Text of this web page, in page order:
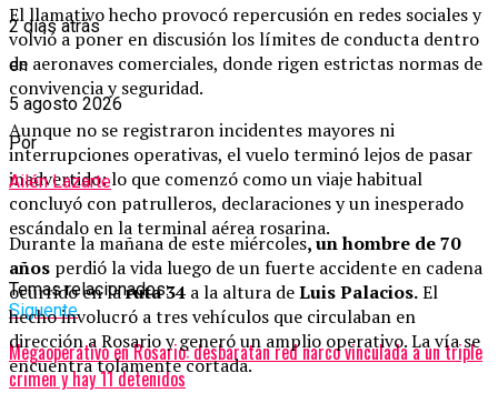
El llamativo hecho provocó repercusión en redes sociales y
volvió a poner en discusión los límites de conducta dentro
de aeronaves comerciales, donde rigen estrictas normas de
convivencia y seguridad.
Aunque no se registraron incidentes mayores ni
interrupciones operativas, el vuelo terminó lejos de pasar
inadvertido: lo que comenzó como un viaje habitual
concluyó con patrulleros, declaraciones y un inesperado
escándalo en la terminal aérea rosarina.
Temas relacionados:
Siguente
Megaoperativo en Rosario: desbaratan red narco vinculada a un triple
crimen y hay 11 detenidos
2 días atrás
en
5 agosto 2026
Por
Ailén Lazarte
Durante la mañana de este miércoles, un hombre de 70
años perdió la vida luego de un fuerte accidente en cadena
ocurrido en laruta 34 a la altura deLuis Palacios.El
hecho involucró a tres vehículos que circulaban en
dirección a Rosario y generó un amplio operativo. La vía se
encuentra tolamente cortada.